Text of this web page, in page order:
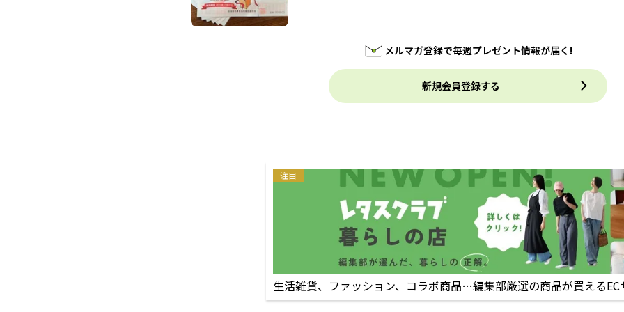
メルマガ登録で毎週プレゼント情報が届く!
新規会員登録する
注目
生活雑貨、ファッション、コラボ商品…編集部厳選の商品が買えるEC